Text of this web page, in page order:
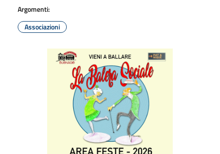
Argomenti:
Associazioni